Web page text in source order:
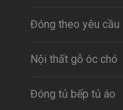
Đóng theo yêu cầu
Nội thất gỗ óc chó
Đóng tủ bếp tủ áo